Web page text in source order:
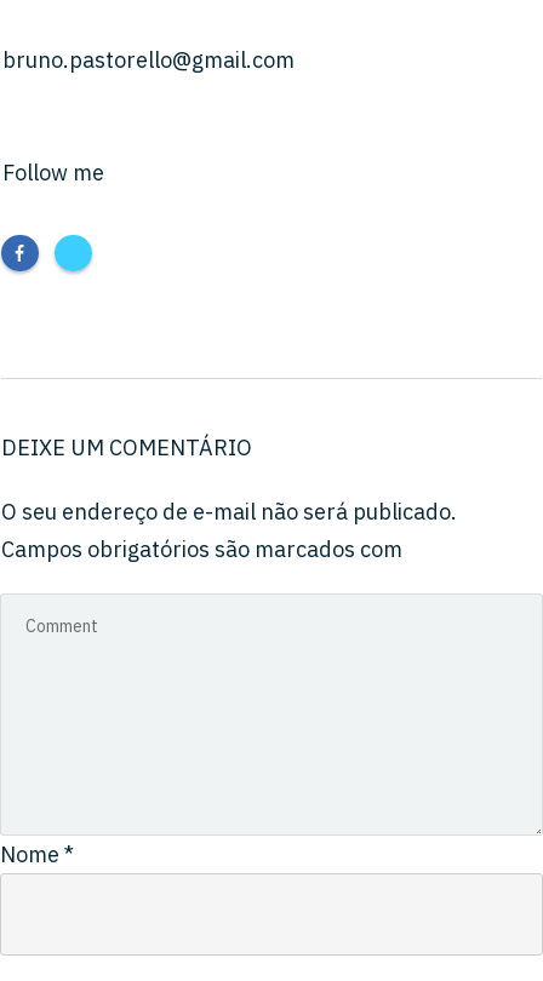
bruno.pastorello@gmail.com
Follow me
DEIXE UM COMENTÁRIO
O seu endereço de e-mail não será publicado.
Campos obrigatórios são marcados com
Nome *